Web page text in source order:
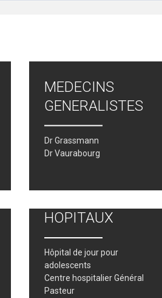
MEDECINS
GENERALISTES
Dr Grassmann
Dr Vaurabourg
HOPITAUX
Hôpital de jour pour
adolescents
Centre hospitalier Général
Pasteur
DU 8 MAI